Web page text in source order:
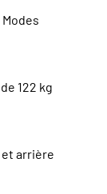
122 kg
arrière